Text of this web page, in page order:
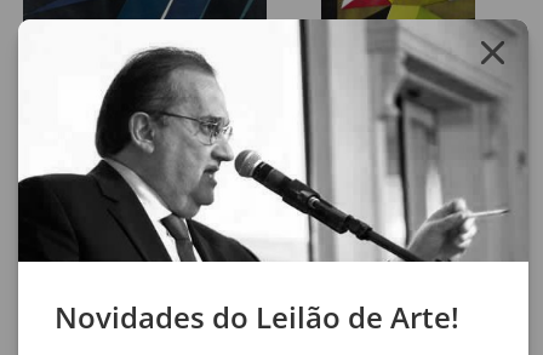
Emanoel Araújo
Geométrico Azul
xilogravura
assinatura inf. esq.
Lote 32
Emanoel Araújo
Composição Verde
104 x 74 cm
xilogravura
assinatura inf. dir.
Novidades do Leilão de Arte!